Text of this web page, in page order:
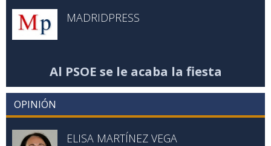
MADRIDPRESS
Al PSOE se le acaba la fiesta
OPINIÓN
ELISA MARTÍNEZ VEGA